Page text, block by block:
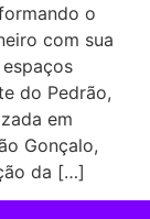
o
com sua
do Pedrão,
em
Gonçalo,
da […]